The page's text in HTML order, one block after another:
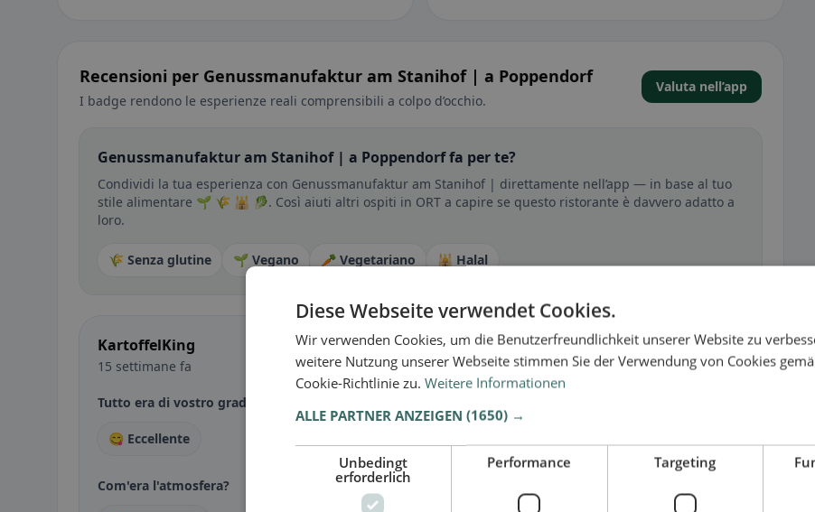
Recensioni per Genussmanufaktur am Stanihof | a Poppendorf
I badge rendono le esperienze reali comprensibili a colpo d’occhio.
Valuta nell’app
Genussmanufaktur am Stanihof | a Poppendorf fa per te?
Condividi la tua esperienza con Genussmanufaktur am Stanihof | direttamente nell’app — in base al tuo
stile alimentare 🌱 🌾 🕌 🥬. Così aiuti altri ospiti in ORT a capire se questo ristorante è davvero adatto a
loro.
🌾 Senza glutine 🌱 Vegano 🥕 Vegetariano 🕌 Halal
KartoffelKing
15 settimane fa
Tutto era di vostro gradimento?
😋 Eccellente
Com'era l'atmosfera?
Diese Webseite verwendet Cookies.
Wir verwenden Cookies, um die Benutzerfreundlichkeit unserer Website zu
weitere Nutzung unserer Webseite stimmen Sie der Verwendung von Cookies
Cookie-Richtlinie zu. Weitere Informationen
ALLE PARTNER ANZEIGEN (1650) →
Unbedingt
erforderlich
Performance Targeting